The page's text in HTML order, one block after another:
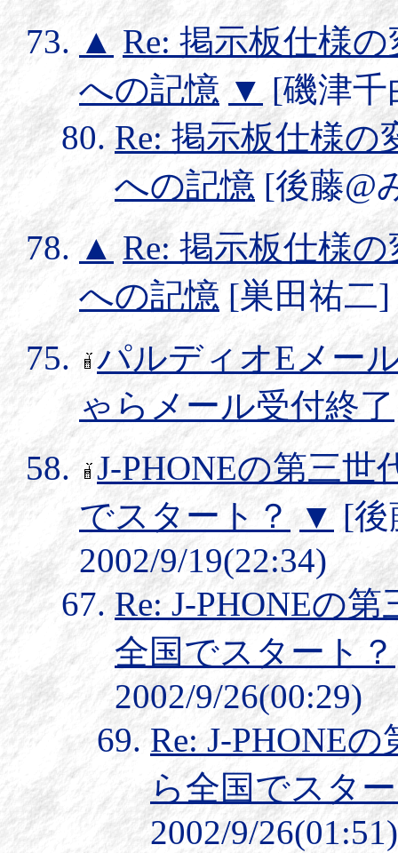
▲ Re: 掲示板仕様
への記憶 ▼ [磯津千
Re: 掲示板仕様
への記憶 [後藤@
▲ Re: 掲示板仕様
への記憶 [巣田祐二]
パルディオEメー
ゃらメール受付終了
J-PHONEの第三世
でスタート？
▼ [後
2002/9/19(22:34)
Re: J-PHONEの
全国でスタート？
2002/9/26(00:29)
Re: J-PHONE
ら全国でスタ
2002/9/26(01:51)